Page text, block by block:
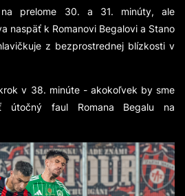
prelome 30. a 31. minúty, ale
naspäť k Romanovi Begalovi a Stano
z bezprostrednej blízkosti v
v 38. minúte - akokoľvek by sme
faul Romana Begalu na